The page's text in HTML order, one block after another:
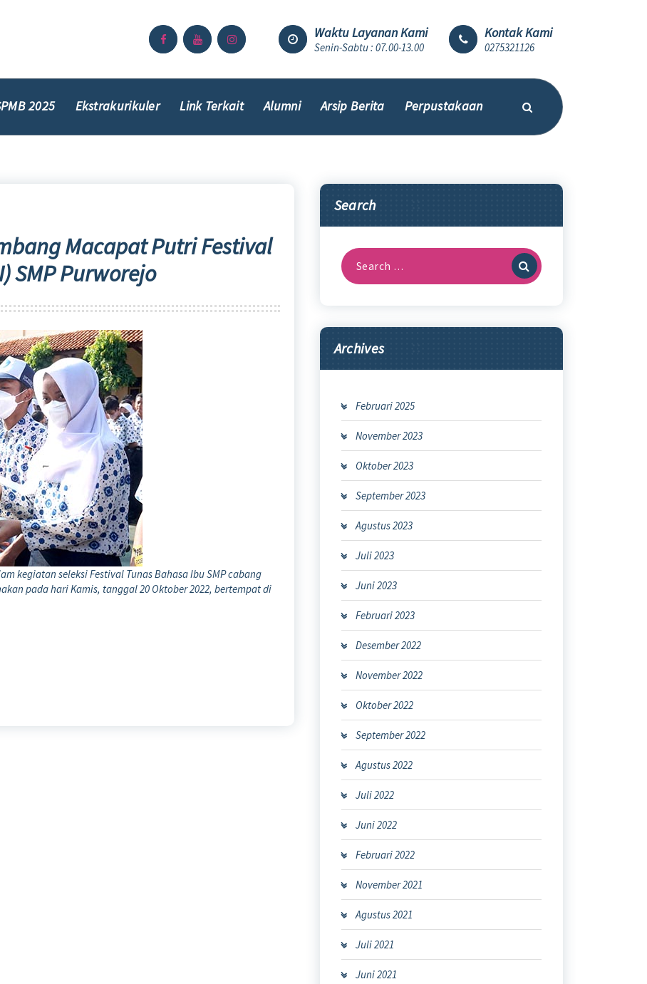
Waktu Layanan Kami
Senin-Sabtu : 07.00-13.00
Kontak Kami
0275321126
2025 Ekstrakurikuler Link Terkait Alumni Arsip Berita Perpustakaan
Macapat Putri Festival
SMP Purworejo
kegiatan seleksi Festival Tunas Bahasa Ibu SMP cabang
pada hari Kamis, tanggal 20 Oktober 2022, bertempat di
Search
Search
for:
Archives
Februari 2025
November 2023
Oktober 2023
September 2023
Agustus 2023
Juli 2023
Juni 2023
Februari 2023
Desember 2022
November 2022
Oktober 2022
September 2022
Agustus 2022
Juli 2022
Juni 2022
Februari 2022
November 2021
Agustus 2021
Juli 2021
Juni 2021